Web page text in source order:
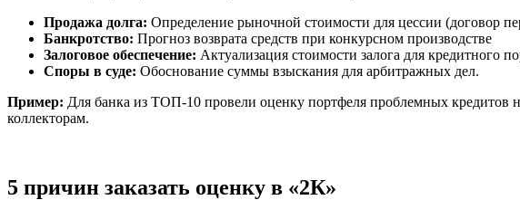
Продажа долга: Определение рыночной стоимости для цессии (договор
Банкротство: Прогноз возврата средств при конкурсном производстве
Залоговое обеспечение: Актуализация стоимости залога для кредитного
Споры в суде: Обоснование суммы взыскания для арбитражных дел.
Пример: Для банка из ТОП-10 провели оценку портфеля проблемных кредитов
коллекторам.
5 причин заказать оценку в «2К»